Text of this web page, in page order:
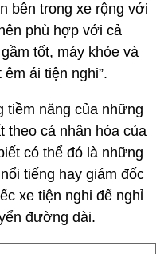
bên trong xe rộng với
phù hợp với cả
tốt, máy khỏe và
ái tiện nghi”.
tiềm năng của những
theo cá nhân hóa của
có thể đó là những
tiếng hay giám đốc
xe tiện nghi để nghỉ
đường dài.